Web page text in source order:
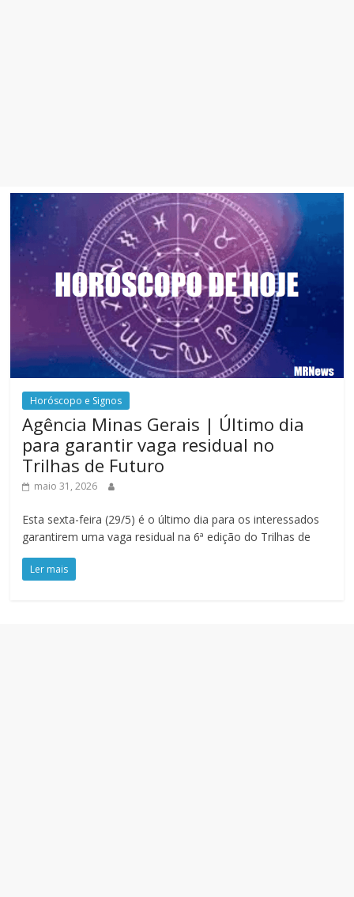
Horóscopo e Signos
Agência Minas Gerais | Último dia
para garantir vaga residual no
Trilhas de Futuro
maio 31, 2026
Esta sexta-feira (29/5) é o último dia para os interessados
garantirem uma vaga residual na 6ª edição do Trilhas de
Ler mais